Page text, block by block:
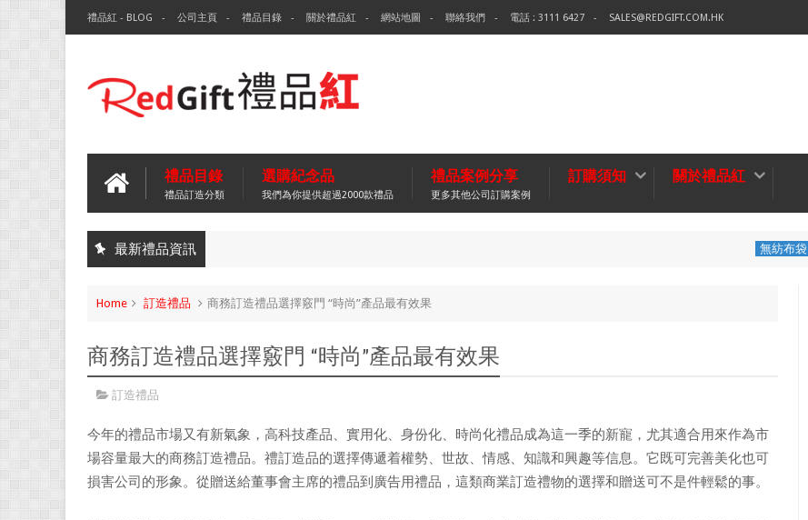
禮品紅 - BLOG 公司主頁 禮品目錄 關於禮品紅 網站地圖 聯絡我們 電話 : 3111 6427 SALES@REDGIFT.COM.HK
禮品目錄
禮品訂造分類
選購紀念品
我們為你提供超過2000款禮品
禮品案例分享
更多其他公司訂購案例
訂購須知 關於禮品紅
最新禮品資訊 環保袋-Tech Data
Home 訂造禮品 商務訂造禮品選擇竅門 “時尚”產品最有效果
商務訂造禮品選擇竅門 “時尚”產品最有效果
訂造禮品
今年的禮品市場又有新氣象，高科技產品、實用化、身份化、時尚化禮品成為這一季的新寵，尤其適合用來作為市
場容量最大的商務訂造禮品。禮訂造品的選擇傳遞着權勢、世故、情感、知識和興趣等信息。它既可完善美化也可
損害公司的形象。從贈送給董事會主席的禮品到廣告用禮品，這類商業訂造禮物的選擇和贈送可不是件輕鬆的事。